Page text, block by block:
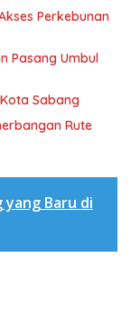
Perkebunan
Pasang Umbul
Sabang
Rute
yang Baru di